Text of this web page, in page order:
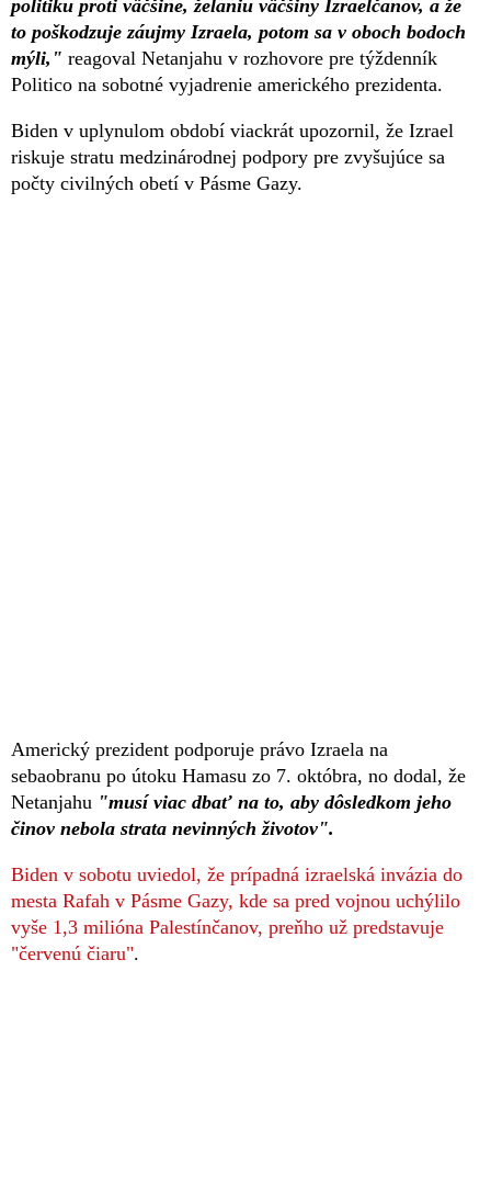
politiku proti väčšine, želaniu väčšiny Izraelčanov, a že
to poškodzuje záujmy Izraela, potom sa v oboch bodoch
mýli," reagoval Netanjahu v rozhovore pre týždenník
Politico na sobotné vyjadrenie amerického prezidenta.
Biden v uplynulom období viackrát upozornil, že Izrael
riskuje stratu medzinárodnej podpory pre zvyšujúce sa
počty civilných obetí v Pásme Gazy.
Americký prezident podporuje právo Izraela na
sebaobranu po útoku Hamasu zo 7. októbra, no dodal, že
Netanjahu "musí viac dbať na to, aby dôsledkom jeho
činov nebola strata nevinných životov".
Biden v sobotu uviedol, že prípadná izraelská invázia do
mesta Rafah v Pásme Gazy, kde sa pred vojnou uchýlilo
vyše 1,3 milióna Palestínčanov, preňho už predstavuje
"červenú čiaru".